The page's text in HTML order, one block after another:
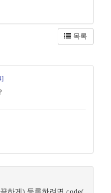
목록